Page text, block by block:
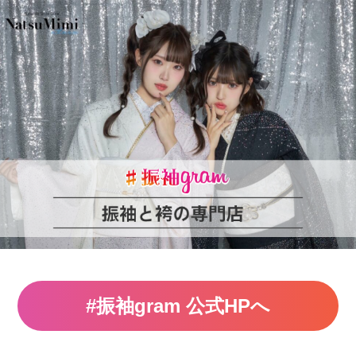
#振袖gram 公式HPへ